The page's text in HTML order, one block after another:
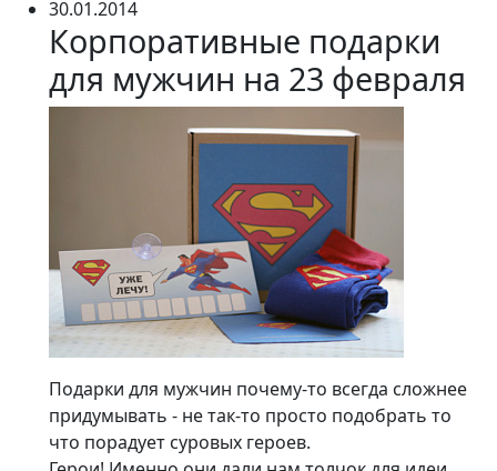
30.01.2014
Корпоративные подарки
для мужчин на 23 февраля
Подарки для мужчин почему-то всегда сложнее
придумывать - не так-то просто подобрать то
что порадует суровых героев.